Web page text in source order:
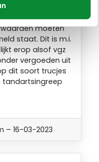
waar ik
gewoon dekking
moeten
staat. Dit is m.i.
erop alsof vgz
vergoeden uit
dit soort trucjes
tandartsingreep
– 16-03-2023